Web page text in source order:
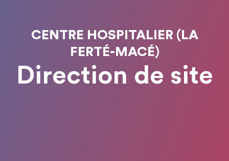
CENTRE HOSPITALIER (LA
FERTÉ-MACÉ)
Direction de site